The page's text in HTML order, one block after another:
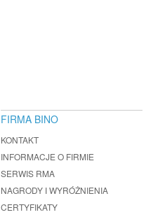
FIRMA BINO
KONTAKT
INFORMACJE O FIRMIE
SERWIS RMA
NAGRODY I WYRÓŻNIENIA
CERTYFIKATY